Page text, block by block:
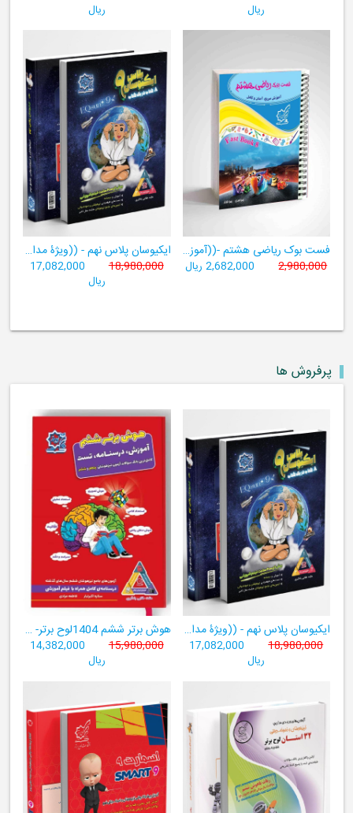
ریال
ریال
فست بوک ریاضی هشتم -((آموزش سریع، آسان و کامل ریاضی پایۀ هشتم))
2,980,000 2,682,000 ریال
ایکیوسان پلاس نهم - ((ویژۀ مدارس نمونه دولتی، تیزهوشان و سمپاد+ فیلم‌های آموزشی+سامانۀ آزمون‌ساز رایگان))
18,980,000
17,082,000
ریال
پرفروش ها
ایکیوسان پلاس نهم - ((ویژۀ مدارس نمونه دولتی، تیزهوشان و سمپاد+ فیلم‌های آموزشی+سامانۀ آزمون‌ساز رایگان))
18,980,000
17,082,000
ریال
هوش برتر ششم 1404لوح برتر- ((ویژۀ آزمون تیزهوشان پایۀ ششم+ فیلم آموزشی + سامانۀ آزمون‌ساز رایگان))
15,980,000
14,382,000
ریال